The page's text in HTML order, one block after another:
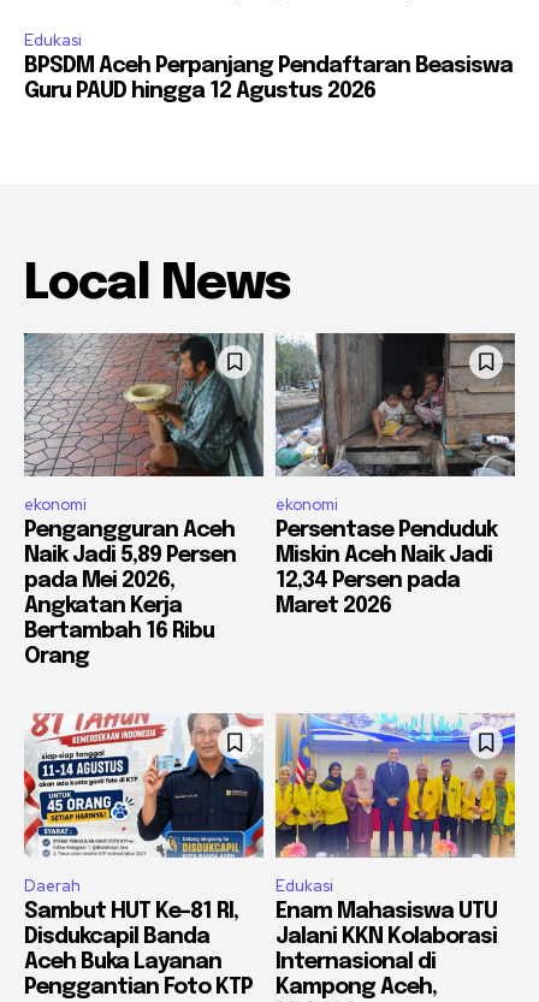
Edukasi
BPSDM Aceh Perpanjang Pendaftaran Beasiswa
Guru PAUD hingga 12 Agustus 2026
Local News
ekonomi
Pengangguran Aceh
Naik Jadi 5,89 Persen
pada Mei 2026,
Angkatan Kerja
Bertambah 16 Ribu
Orang
ekonomi
Persentase Penduduk
Miskin Aceh Naik Jadi
12,34 Persen pada
Maret 2026
Daerah
Sambut HUT Ke-81 RI,
Disdukcapil Banda
Aceh Buka Layanan
Penggantian Foto KTP
Edukasi
Enam Mahasiswa UTU
Jalani KKN Kolaborasi
Internasional di
Kampong Aceh,